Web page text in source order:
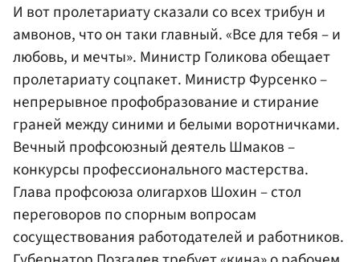
И вот пролетариату сказали со всех трибун и
амвонов, что он таки главный. «Все для тебя – и
любовь, и мечты». Министр Голикова обещает
пролетариату соцпакет. Министр Фурсенко –
непрерывное профобразование и стирание
граней между синими и белыми воротничками.
Вечный профсоюзный деятель Шмаков –
конкурсы профессионального мастерства.
Глава профсоюза олигархов Шохин – стол
переговоров по спорным вопросам
сосуществования работодателей и работников.